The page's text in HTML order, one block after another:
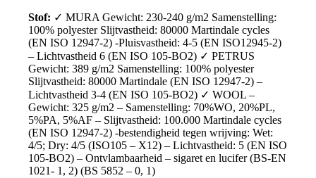
Stof: ✓ MURA Gewicht: 230-240 g/m2 Samenstelling:
100% polyester Slijtvastheid: 80000 Martindale cycles
(EN ISO 12947-2) -Pluisvastheid: 4-5 (EN ISO12945-2)
– Lichtvastheid 6 (EN ISO 105-BO2) ✓ PETRUS
Gewicht: 389 g/m2 Samenstelling: 100% polyester
Slijtvastheid: 80000 Martindale (EN ISO 12947-2) –
Lichtvastheid 3-4 (EN ISO 105-BO2) ✓ WOOL –
Gewicht: 325 g/m2 – Samenstelling: 70%WO, 20%PL,
5%PA, 5%AF – Slijtvastheid: 100.000 Martindale cycles
(EN ISO 12947-2) -bestendigheid tegen wrijving: Wet:
4/5; Dry: 4/5 (ISO105 – X12) – Lichtvastheid: 5 (EN ISO
105-BO2) – Ontvlambaarheid – sigaret en lucifer (BS-EN
1021- 1, 2) (BS 5852 – 0, 1)